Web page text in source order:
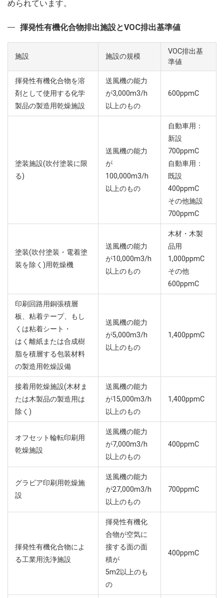
められています。
揮発性有機化合物排出施設とVOC排出基準値
施設 施設の規模
VOC排出基
準値
揮発性有機化合物を溶
剤として使用する化学
製品の製造用乾燥施設
送風機の能力
が3,000m3/h
以上のもの
600ppmC
塗装施設(吹付塗装に限
る)
送風機の能力
が
100,000m3/h
以上のもの
自動車用：
新設
700ppmC
自動車用：
既設
400ppmC
その他施設
700ppmC
塗装(吹付塗装・電着塗
装を除く)用乾燥機
送風機の能力
が10,000m3/h
以上のもの
木材・木製
品用
1,000ppmC
その他
600ppmC
印刷回路用銅張積層
板、粘着テープ、もし
くは粘着シート・
はく離紙または合成樹
脂を積層する包装材料
の製造用乾燥設備
送風機の能力
が5,000m3/h
以上のもの
1,400ppmC
接着用乾燥施設(木材ま
たは木製品の製造用は
除く)
送風機の能力
が15,000m3/h
以上のもの
1,400ppmC
オフセット輪転印刷用
乾燥施設
送風機の能力
が7,000m3/h
以上のもの
400ppmC
グラビア印刷用乾燥施
設
送風機の能力
が27,000m3/h
以上のもの
700ppmC
揮発性有機化合物によ
る工業用洗浄施設
揮発性有機化
合物が空気に
接する面の面
積が
5m2以上のも
の
400ppmC